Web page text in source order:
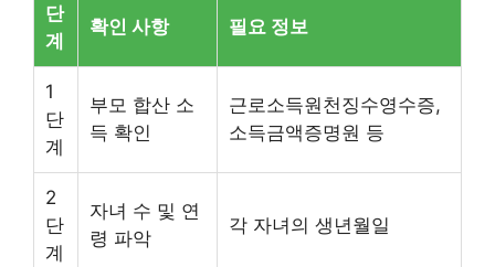
단
계
확인 사항 필요 정보
1
단
계
부모 합산 소
득 확인
근로소득원천징수영수증,
소득금액증명원 등
2
단
계
자녀 수 및 연
령 파악
각 자녀의 생년월일